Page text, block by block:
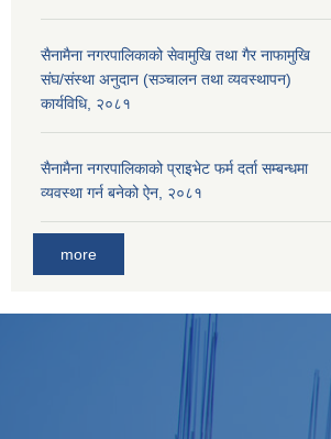
सैनामैना नगरपालिकाको सेवामुखि तथा गैर नाफामुखि
संघ/संस्था अनुदान (सञ्चालन तथा व्यवस्थापन)
कार्यविधि, २०८१
सैनामैना नगरपालिकाको प्राइभेट फर्म दर्ता सम्बन्धमा
व्यवस्था गर्न बनेको ऐन, २०८१
more